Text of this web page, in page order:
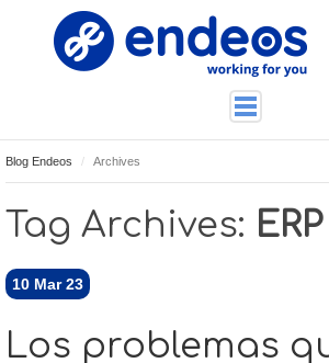
TUTORIALES
TECNOLOGÍA
Blog Endeos Archives
Tag Archives: ERP
10 Mar 23
Los problemas